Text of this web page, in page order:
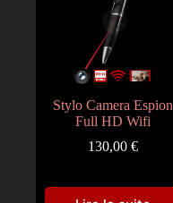
Stylo Camera Espion
Full HD Wifi
130,00€